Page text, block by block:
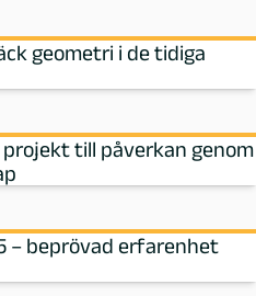
geometri i de tidiga
projekt till påverkan genom
– beprövad erfarenhet